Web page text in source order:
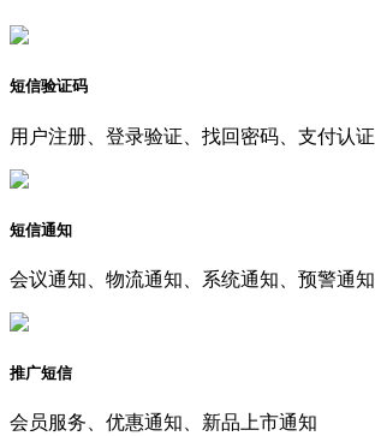
短信验证码
用户注册、登录验证、找回密码、支付认证
短信通知
会议通知、物流通知、系统通知、预警通知
推广短信
会员服务、优惠通知、新品上市通知